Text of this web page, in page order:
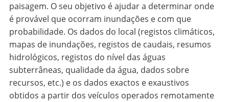
paisagem. O seu objetivo é ajudar a determinar onde
é provável que ocorram inundações e com que
probabilidade. Os dados do local (registos climáticos,
mapas de inundações, registos de caudais, resumos
hidrológicos, registos do nível das águas
subterrâneas, qualidade da água, dados sobre
recursos, etc.) e os dados exactos e exaustivos
obtidos a partir dos veículos operados remotamente